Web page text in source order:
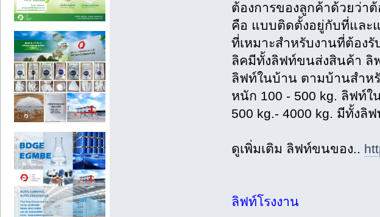
ต้องการของลูกค้าด้วยว่า
คือ แบบติดตั้งอยู่กับที่และ
ที่เหมาะสำหรับงานที่ต้อง
ลิคมีทั้งลิฟท์ขนส่งสินค้า ลิ
ลิฟท์ในบ้าน ตามบ้านสำห
หนัก 100 - 500 kg. ลิฟท์
500 kg.- 4000 kg. มีทั้งลิ
ดูเพิ่มเติม ลิฟท์ขนของ..
ลิฟท์โรงงาน